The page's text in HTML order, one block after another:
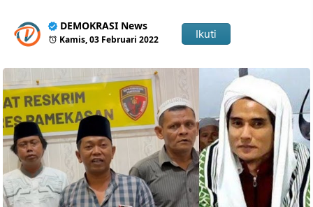
DEMOKRASI News
Kamis, 03 Februari 2022 Ikuti